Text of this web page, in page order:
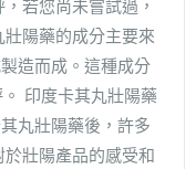
若您尚未嘗試過，
陽藥的成分主要來
造而成。這種成分
印度卡其丸壯陽藥
丸壯陽藥後，許多
壯陽產品的感受和